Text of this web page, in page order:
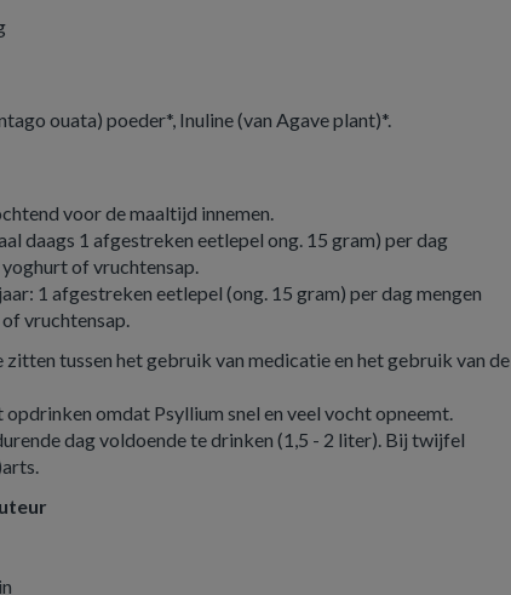
ouata) poeder*, Inuline (van Agave plant)*.
voor de maaltijd innemen.
daags 1 afgestreken eetlepel ong. 15 gram) per dag
of vruchtensap.
1 afgestreken eetlepel (ong. 15 gram) per dag mengen
vruchtensap.
zitten tussen het gebruik van medicatie en het gebruik van de
omdat Psyllium snel en veel vocht opneemt.
dag voldoende te drinken (1,5 - 2 liter). Bij twijfel